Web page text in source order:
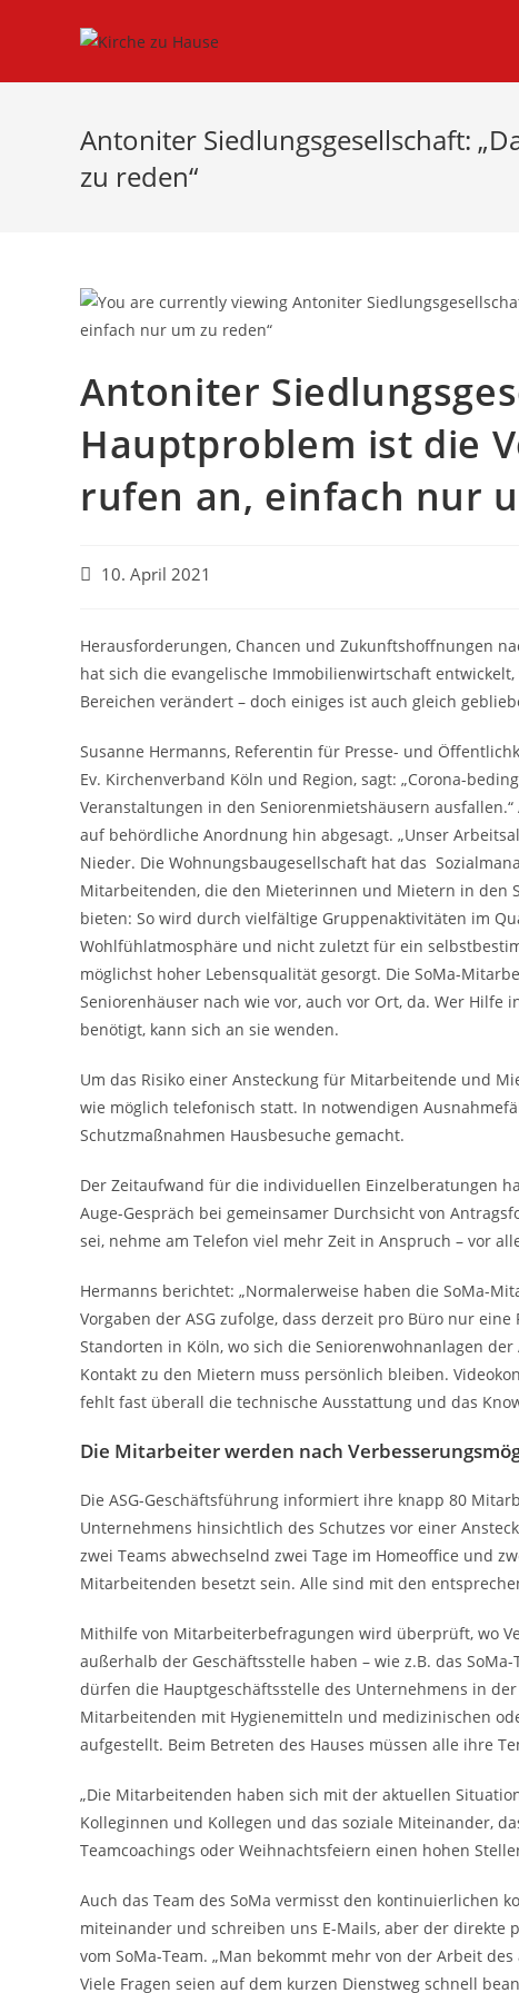
Antoniter Siedlungsgesellschaft:
zu reden“
Antoniter
Hauptproblem ist die
rufen an, einfach nur
10. April 2021
Herausforderungen, Chancen und Zukunftshoffnungen
hat sich die evangelische Immobilienwirtschaft
Bereichen verändert – doch einiges ist auch gleich
Susanne Hermanns, Referentin für Presse- und
Ev. Kirchenverband Köln und Region, sagt: „Corona-
Veranstaltungen in den Seniorenmietshäusern
auf behördliche Anordnung hin abgesagt. „Unser
Nieder. Die Wohnungsbaugesellschaft hat das
Mitarbeitenden, die den Mieterinnen und Mietern in den
bieten: So wird durch vielfältige Gruppenaktivitäten im
Wohlfühlatmosphäre und nicht zuletzt für ein
möglichst hoher Lebensqualität gesorgt. Die SoMa-
Seniorenhäuser nach wie vor, auch vor Ort, da. Wer
benötigt, kann sich an sie wenden.
Um das Risiko einer Ansteckung für Mitarbeitende und
wie möglich telefonisch statt. In notwendigen
Schutzmaßnahmen Hausbesuche gemacht.
Der Zeitaufwand für die individuellen Einzelberatungen
Auge-Gespräch bei gemeinsamer Durchsicht von
sei, nehme am Telefon viel mehr Zeit in Anspruch – vor
Hermanns berichtet: „Normalerweise haben die SoMa-
Vorgaben der ASG zufolge, dass derzeit pro Büro nur
Standorten in Köln, wo sich die Seniorenwohnanlagen
Kontakt zu den Mietern muss persönlich bleiben.
fehlt fast überall die technische Ausstattung und das
Die Mitarbeiter werden nach
Die ASG-Geschäftsführung informiert ihre knapp 80
Unternehmens hinsichtlich des Schutzes vor einer
zwei Teams abwechselnd zwei Tage im Homeoffice und
Mitarbeitenden besetzt sein. Alle sind mit den
Mithilfe von Mitarbeiterbefragungen wird überprüft, wo
außerhalb der Geschäftsstelle haben – wie z.B. das
dürfen die Hauptgeschäftsstelle des Unternehmens in
Mitarbeitenden mit Hygienemitteln und medizinischen
aufgestellt. Beim Betreten des Hauses müssen alle ihre
„Die Mitarbeitenden haben sich mit der aktuellen
Kolleginnen und Kollegen und das soziale Miteinander,
Teamcoachings oder Weihnachtsfeiern einen hohen
Auch das Team des SoMa vermisst den kontinuierlichen
miteinander und schreiben uns E-Mails, aber der direkte
vom SoMa-Team. „Man bekommt mehr von der Arbeit
Viele Fragen seien auf dem kurzen Dienstweg schnell